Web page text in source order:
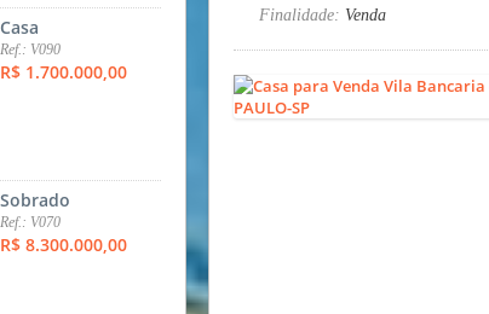
Finalidade: Venda
Casa
Ref.: V090
R$ 1.700.000,00
Sobrado
Ref.: V070
R$ 8.300.000,00